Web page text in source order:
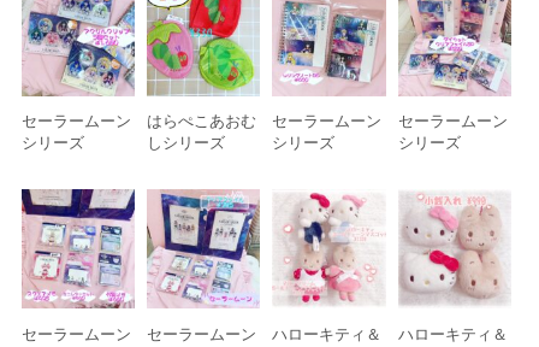
セーラームーン
シリーズ
はらぺこあおむ
しシリーズ
セーラームーン
シリーズ
セーラームーン
シリーズ
セーラームーン
セーラームーン
ハローキティ＆
ハローキティ＆